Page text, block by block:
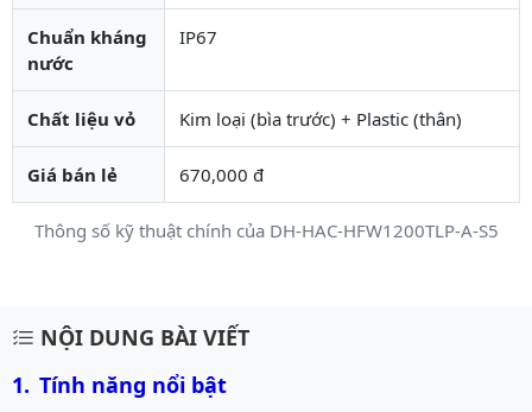
Thông số kỹ thuật chính của DH-HAC-HFW1200TLP-A-S5
Chuẩn kháng
nước
IP67
Chất liệu vỏ Kim loại (bìa trước) + Plastic (thân)
Giá bán lẻ 670,000 đ
Mô tả chi tiết sản phẩm
NỘI DUNG BÀI VIẾT
Tính năng nổi bật